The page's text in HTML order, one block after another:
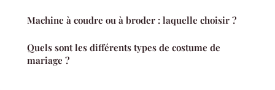
Machine à coudre ou à broder : laquelle choisir ?
Quels sont les différents types de costume de
mariage ?